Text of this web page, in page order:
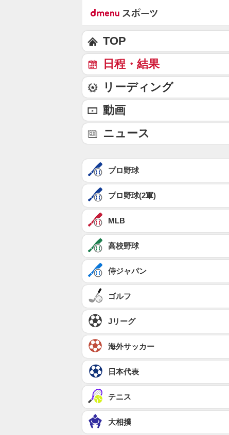
TOP
日程・結果
リーディング
動画
ニュース
プロ野球
プロ野球(2軍)
MLB
高校野球
侍ジャパン
ゴルフ
Jリーグ
海外サッカー
日本代表
テニス
大相撲